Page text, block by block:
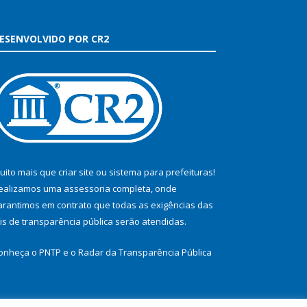
POR CR2
mais que criar site ou sistema para prefeituras!
uma assessoria completa, onde
em contrato que todas as exigências das
de transparência pública serão atendidas.
o PNTP e o Radar da Transparência Pública